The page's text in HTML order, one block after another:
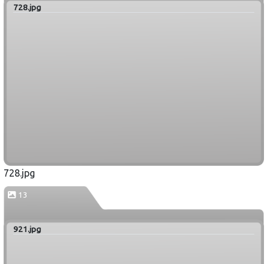
728.jpg
728.jpg
13
921.jpg